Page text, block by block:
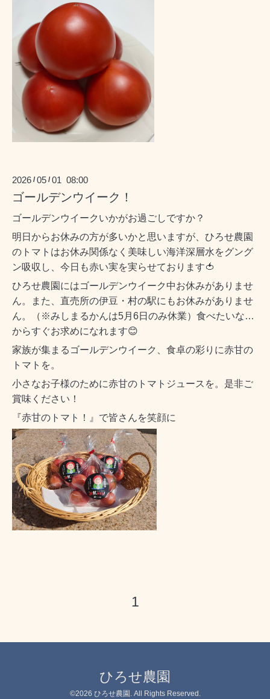
2026 /05 /01 08:00
ゴールデンウイーク！
ゴールデンウイークいかがお過ごしですか？
明日からお休みの方が多いかと思いますが、ひろせ農園
のトマトはお休み関係なく美味しい海洋深層水をグング
ン吸収し、今日も赤い実を実らせております🍅
ひろせ農園にはゴールデンウイーク中お休みがありませ
ん。また、直売所の伊豆・村の駅にもお休みがありませ
ん。（※みしまるかんは5月6日のみ休業）食べたいな…
からすぐお求めになれます😊
家族が集まるゴールデンウイーク、食卓の彩りに赤甘の
トマトを。
小さなお子様のために赤甘のトマトジュースを。是非ご
賞味ください！
『赤甘のトマト！』で皆さんを笑顔に
1
ひろせ農園
©2026 ひろせ農園 . All Rights Reserved.